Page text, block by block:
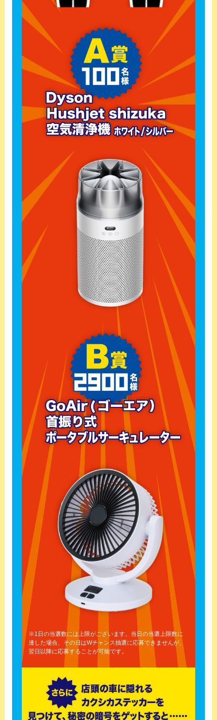
※1日の当選数には上限がございます。当日の当選上限数に
達した場合、その日はWチャンス抽選に応募できませんが、
翌日以降に応募することが可能です。